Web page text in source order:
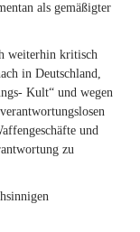
als gemäßigter
weiterhin kritisch
in Deutschland,
Kult“ und wegen
und
zu